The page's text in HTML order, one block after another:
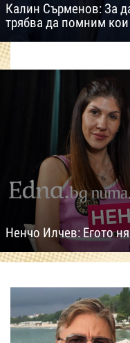
Калин Сърменов: За
трябва да помним
Ненчо Илчев: Егото